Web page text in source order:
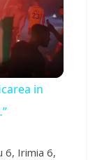
in
6, Irimia 6,